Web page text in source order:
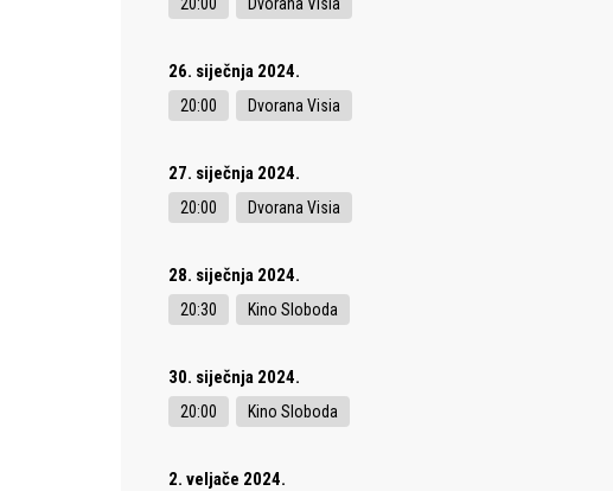
26. siječnja 2024.
20:00 Dvorana Visia
27. siječnja 2024.
20:00 Dvorana Visia
28. siječnja 2024.
20:30 Kino Sloboda
30. siječnja 2024.
20:00 Kino Sloboda
2. veljače 2024.